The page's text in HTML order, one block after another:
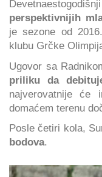
perspektivnijih
je sezone od
klubu Grčke
Ugovor sa
priliku da
najverovatnije će
domaćem terenu
Posle četiri kola,
bodova.